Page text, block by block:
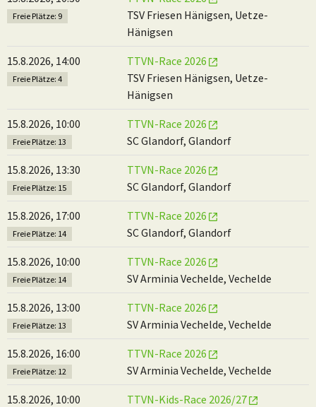
Freie Plätze: 9
TSV Friesen Hänigsen, Uetze-
Hänigsen
15.8.2026, 14:00
Freie Plätze: 4
TTVN-Race 2026
TSV Friesen Hänigsen, Uetze-
Hänigsen
15.8.2026, 10:00
Freie Plätze: 13
TTVN-Race 2026
SC Glandorf, Glandorf
15.8.2026, 13:30
Freie Plätze: 15
TTVN-Race 2026
SC Glandorf, Glandorf
15.8.2026, 17:00
Freie Plätze: 14
TTVN-Race 2026
SC Glandorf, Glandorf
15.8.2026, 10:00
Freie Plätze: 14
TTVN-Race 2026
SV Arminia Vechelde, Vechelde
15.8.2026, 13:00
Freie Plätze: 13
TTVN-Race 2026
SV Arminia Vechelde, Vechelde
15.8.2026, 16:00
Freie Plätze: 12
TTVN-Race 2026
SV Arminia Vechelde, Vechelde
15.8.2026, 10:00
TTVN-Kids-Race 2026/27